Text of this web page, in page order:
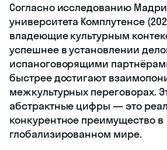
Согласно исследованию
университета Комплутенсе
владеющие культурным
успешнее в установлении
испаноговорящими
быстрее достигают
межкультурных переговорах.
абстрактные цифры — это
конкурентное преимущество в
глобализированном мире.